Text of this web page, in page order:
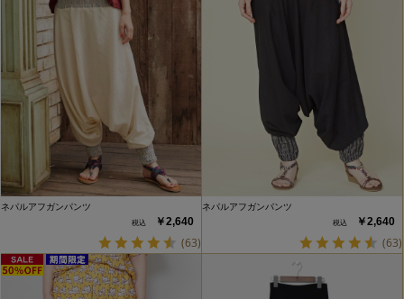
ネパルアフガンパンツ
￥2,640
(63)
ネパルアフガンパンツ
￥2,640
(63)